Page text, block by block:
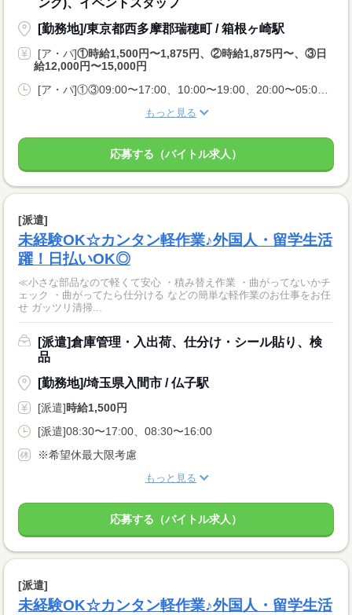
ング)、イベントスタッフ
[勤務地]/東京都西多摩郡瑞穂町 / 箱根ヶ崎駅
[ア・パ]①時給1,500円〜1,875円、②時給1,875円〜、③日
給12,000円〜15,000円
[ア・パ]①③09:00〜17:00、10:00〜19:00、20:00〜05:00、②10:00〜06:00
もっと見る
応募する（バイトル求人）
[派遣]
未経験OK☆カンタン軽作業♪外国人・留学生活
躍！日払いOK◎
≪小さな部品なので軽くて安心 ・積み替え作業 ・曲がってないかチ
ェック ・曲がってたら仕分ける などの簡単な軽作業のお仕事をお任
せ ガッツリ清掃...
[派遣]倉庫管理・入出荷、仕分け・シール貼り、検
品
[勤務地]/埼玉県入間市 / 仏子駅
[派遣]時給1,500円
[派遣]08:30〜17:00、08:30〜16:00
※希望休最大限考慮
もっと見る
応募する（バイトル求人）
[派遣]
未経験OK☆カンタン軽作業♪外国人・留学生活